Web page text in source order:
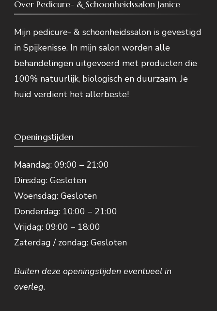
Deze
optie
kan
gekozen
worden
op
de
Over Pedicure- & Schoonheidssalon Janice
Mijn pedicure- & schoonheidssalon is gevestigd
in Spijkenisse. In mijn salon worden alle
behandelingen uitgevoerd met producten die
100% natuurlijk, biologisch en duurzaam. Je
huid verdient het allerbeste!
Openingstijden
Maandag: 09:00 – 21:00
Dinsdag: Gesloten
Woensdag: Gesloten
Donderdag: 10:00 – 21:00
Vrijdag: 09:00 – 18:00
Zaterdag / zondag: Gesloten
Buiten deze openingstijden eventueel in
overleg.